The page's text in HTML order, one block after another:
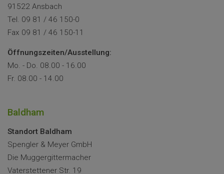
91522 Ansbach
Tel. 09 81 / 46 150-0
Fax 09 81 / 46 150-11
Öffnungszeiten/Ausstellung:
Mo. - Do. 08.00 - 16.00
Fr. 08.00 - 14.00
Baldham
Standort Baldham
Spengler & Meyer GmbH
Die Muggergittermacher
Vaterstettener Str. 19